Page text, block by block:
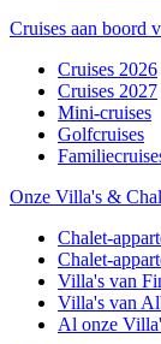
Cruises aan boord
Cruises 2026
Cruises 2027
Mini-cruises
Golfcruises
Onze Villa's &
Chalet-
Chalet-
Villa's van
Villa's van
Al onze